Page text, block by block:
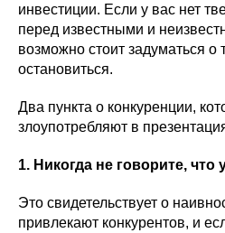
инвестиции. Если у вас нет
перед известными и
возможно стоит задуматься о
остановиться.
Два пункта о конкуренции,
злоупотребляют в
1. Никогда не говорите, что
Это свидетельствует о
привлекают конкурентов, и